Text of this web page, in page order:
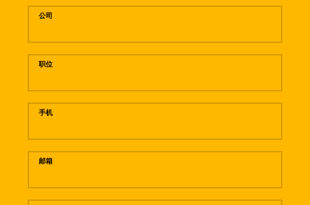
公司
职位
手机
邮箱